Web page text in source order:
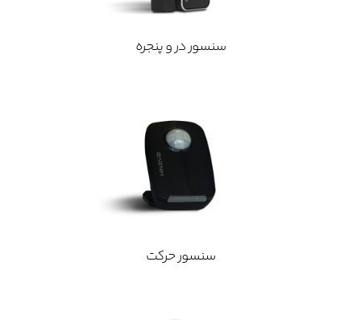
سنسور در و پنجره
سنسور حرکت